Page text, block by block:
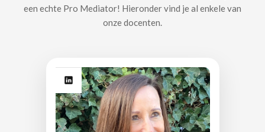
een echte Pro Mediator! Hieronder vind je al enkele van
onze docenten.